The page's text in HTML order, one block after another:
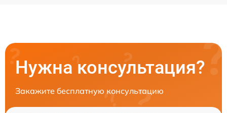
Нужна консультация?
Закажите бесплатную консультацию